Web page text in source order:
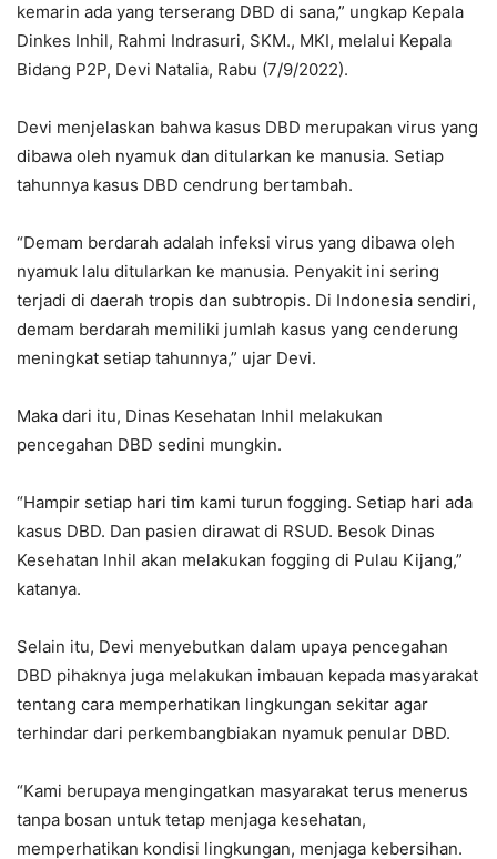
kemarin ada yang terserang DBD di sana,” ungkap Kepala
Dinkes Inhil, Rahmi Indrasuri, SKM., MKI, melalui Kepala
Bidang P2P, Devi Natalia, Rabu (7/9/2022).
Devi menjelaskan bahwa kasus DBD merupakan virus yang
dibawa oleh nyamuk dan ditularkan ke manusia. Setiap
tahunnya kasus DBD cendrung bertambah.
“Demam berdarah adalah infeksi virus yang dibawa oleh
nyamuk lalu ditularkan ke manusia. Penyakit ini sering
terjadi di daerah tropis dan subtropis. Di Indonesia sendiri,
demam berdarah memiliki jumlah kasus yang cenderung
meningkat setiap tahunnya,” ujar Devi.
Maka dari itu, Dinas Kesehatan Inhil melakukan
pencegahan DBD sedini mungkin.
“Hampir setiap hari tim kami turun fogging. Setiap hari ada
kasus DBD. Dan pasien dirawat di RSUD. Besok Dinas
Kesehatan Inhil akan melakukan fogging di Pulau Kijang,”
katanya.
Selain itu, Devi menyebutkan dalam upaya pencegahan
DBD pihaknya juga melakukan imbauan kepada masyarakat
tentang cara memperhatikan lingkungan sekitar agar
terhindar dari perkembangbiakan nyamuk penular DBD.
“Kami berupaya mengingatkan masyarakat terus menerus
tanpa bosan untuk tetap menjaga kesehatan,
memperhatikan kondisi lingkungan, menjaga kebersihan.